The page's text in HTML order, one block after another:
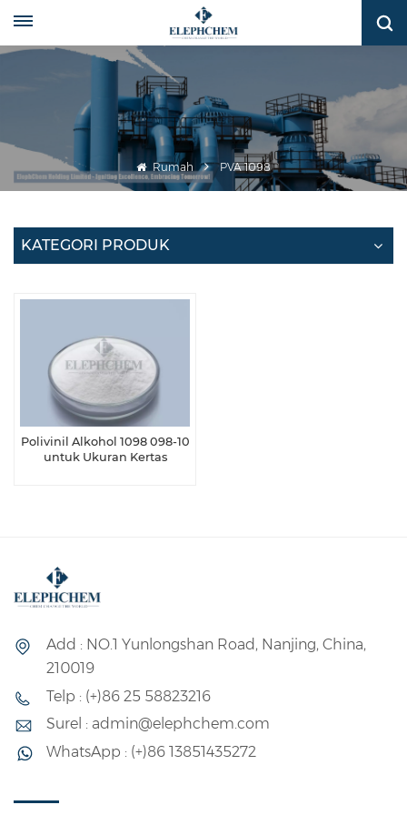
Rumah PVA 1098
KATEGORI PRODUK
Polivinil Alkohol 1098 098-10
untuk Ukuran Kertas
Add : NO.1 Yunlongshan Road, Nanjing, China,
210019
Telp : (+)86 25 58823216
Surel : admin@elephchem.com
WhatsApp : (+)86 13851435272